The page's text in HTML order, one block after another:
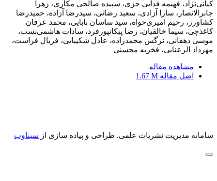
کیانی‌نژاد، فهیمه فدایی جزی، سپیده صالحی مکاری، زهرا
جابرالانصار، سارا آزادی، سعید رضائی، سیدرضا آزاده، حمیدرضا
کشاورز، رحیم امیری‌خواه، سید ساسان بابایی، محمد عرفان
کاغذچی، سیما خالقیان، رضا پیکانپورفرد، سادات هاشمی‌نسب،
موسی دهقانی، نرگس محمدزاده، عادل شکیبایی، فریال فراست،
مهرداد الرعنایی، فخریه محسنی
مشاهده مقاله
اصل مقاله 1.67 M
سامانه مدیریت نشریات علمی. طراحی و پیاده سازی از سیناوب